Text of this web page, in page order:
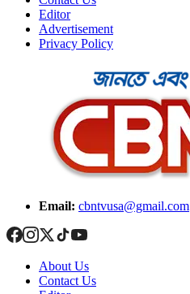
Editor
Advertisement
Privacy Policy
Email: cbntvusa@gmail.com
About Us
Contact Us